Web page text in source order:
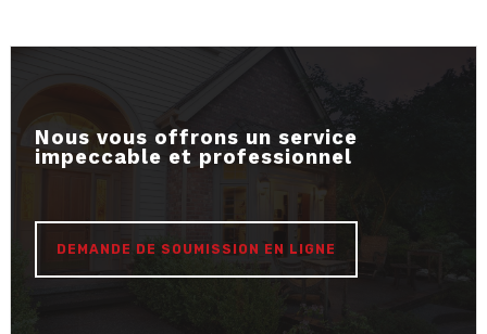
Nous vous offrons un service
impeccable et professionnel
DEMANDE DE SOUMISSION EN LIGNE